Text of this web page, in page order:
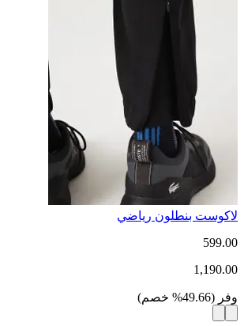
لاكوست بنطلون رياضي
599.00
1,190.00
وفر (
49.66
% خصم)